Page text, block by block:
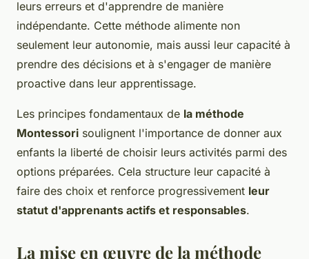
leurs erreurs et d'apprendre de manière
indépendante. Cette méthode alimente non
seulement leur autonomie, mais aussi leur capacité à
prendre des décisions et à s'engager de manière
proactive dans leur apprentissage.
Les principes fondamentaux de la méthode
Montessori soulignent l'importance de donner aux
enfants la liberté de choisir leurs activités parmi des
options préparées. Cela structure leur capacité à
faire des choix et renforce progressivement leur
statut d'apprenants actifs et responsables.
La mise en œuvre de la méthode